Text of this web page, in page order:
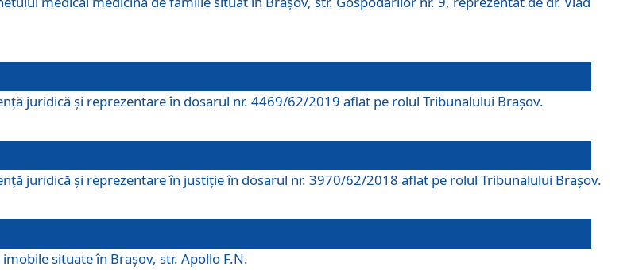
juridică şi reprezentare în dosarul nr. 4469/62/2019 aflat pe rolul Tribunalului Braşov.
juridică şi reprezentare în justiţie în dosarul nr. 3970/62/2018 aflat pe rolul Tribunalului Braşov.
situate în Brașov, str. Apollo F.N.